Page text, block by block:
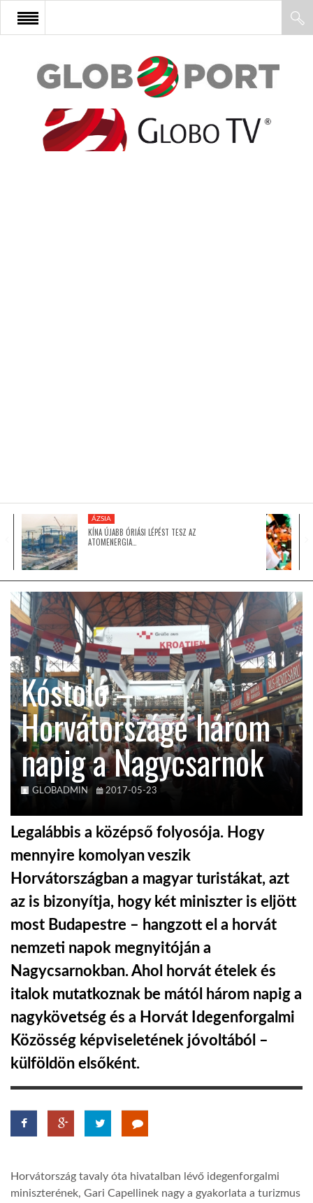
FŐOLDAL
AFRIKA
GLOBOTV BP
HÍR3D
TROPICALMAGAZIN
GLOBOTV
AFRIKA TUDÁSTÁR
A NAP SZÉPE
LINKTR.EE
GLOBOZSARU
DOBRAVERO.HU
LATIMO.HU
GLOBOBOOK
ÁZSIA
KÍNA ÚJABB ÓRIÁSI LÉPÉST TESZ AZ
ATOMENERGIA…
Kóstoló –
Horvátországé három
napig a Nagycsarnok
GLOBADMIN 2017-05-23
Legalábbis a középső folyosója. Hogy
mennyire komolyan veszik
Horvátországban a magyar turistákat, azt
az is bizonyítja, hogy két miniszter is eljött
most Budapestre – hangzott el a horvát
nemzeti napok megnyitóján a
Nagycsarnokban. Ahol horvát ételek és
italok mutatkoznak be mától három napig a
nagykövetség és a Horvát Idegenforgalmi
Közösség képviseletének jóvoltából –
külföldön elsőként.
Horvátország tavaly óta hivatalban lévő idegenforgalmi
miniszterének, Gari Capellinek nagy a gyakorlata a turizmus